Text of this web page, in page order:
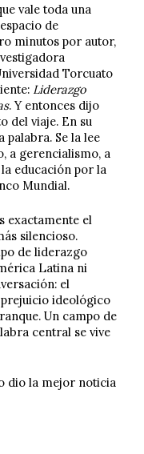
vale toda una
de
minutos por autor,
Torcuato
Liderazgo
. Y entonces dijo
del viaje. En su
palabra. Se la lee
a gerencialismo, a
educación por la
Mundial.
exactamente el
silencioso.
de liderazgo
Latina ni
el
ideológico
Un campo de
central se vive
dio la mejor noticia